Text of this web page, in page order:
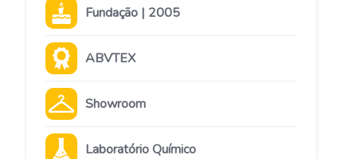
Fundação | 2005
ABVTEX
Showroom
Laboratório Químico